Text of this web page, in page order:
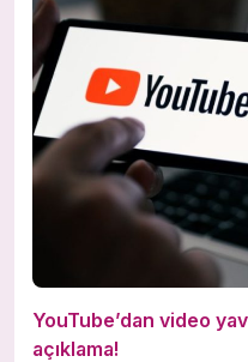
YouTube’dan video
açıklama!